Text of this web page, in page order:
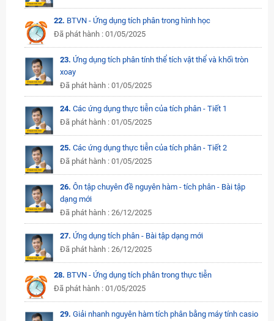
22. BTVN - Ứng dụng tích phân trong hình học
Đã phát hành : 01/05/2025
23. Ứng dụng tích phân tính thể tích vật thể và khối tròn
xoay
Đã phát hành : 01/05/2025
24. Các ứng dụng thực tiễn của tích phân - Tiết 1
Đã phát hành : 01/05/2025
25. Các ứng dụng thực tiễn của tích phân - Tiết 2
Đã phát hành : 01/05/2025
26. Ôn tập chuyên đề nguyên hàm - tích phân - Bài tập
dạng mới
Đã phát hành : 26/12/2025
27. Ứng dụng tích phân - Bài tập dạng mới
Đã phát hành : 26/12/2025
28. BTVN - Ứng dụng tích phân trong thực tiễn
Đã phát hành : 01/05/2025
29. Giải nhanh nguyên hàm tích phân bằng máy tính casio